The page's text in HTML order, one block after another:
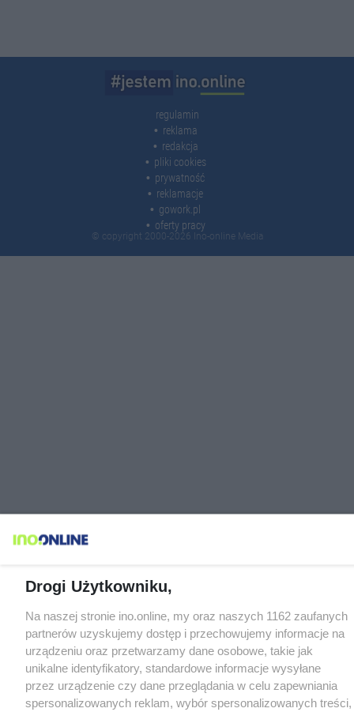
regulamin
reklama
redakcja
pliki cookies
prywatność
reklamacje
gowork.pl
oferty pracy
© copyright 2000-2026 Ino-online Media
Drogi Użytkowniku,
Na naszej stronie ino.online, my oraz naszych 1162 zaufanych
partnerów uzyskujemy dostęp i przechowujemy informacje na
urządzeniu oraz przetwarzamy dane osobowe, takie jak
unikalne identyfikatory, standardowe informacje wysyłane
przez urządzenie czy dane przeglądania w celu zapewniania
spersonalizowanych reklam, wybór spersonalizowanych treści,